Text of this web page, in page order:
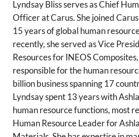
Lyndsay Bliss serves as Chief
Officer at Carus. She joined
15 years of global human
recently, she served as Vice
Resources for INEOS
responsible for the human
billion business spanning 17
Lyndsay spent 13 years with
human resource functions, most
Human Resource Leader for